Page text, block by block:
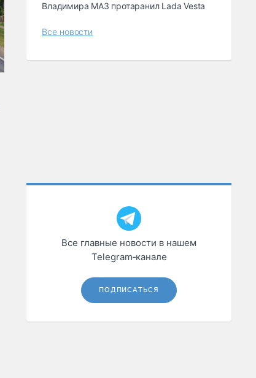
Владимира МАЗ протаранил Lada Vesta
Все новости
Все главные новости в нашем
Telegram‑канале
ПОДПИСАТЬСЯ